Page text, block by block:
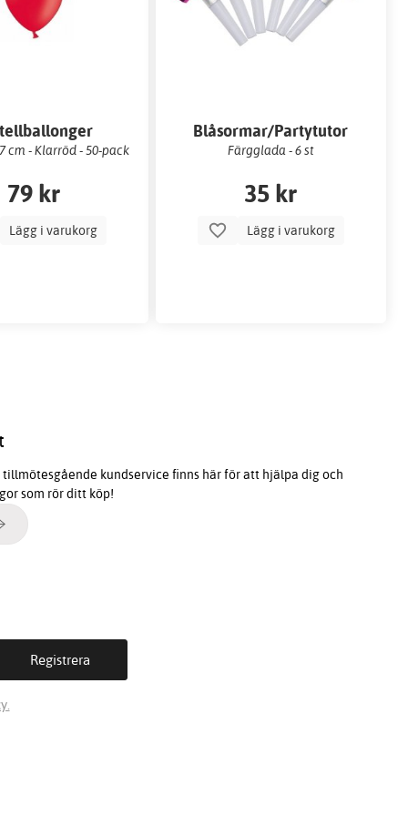
cm - Klarröd - 50-pack
79 kr
Lägg i varukorg
Blåsormar/Partytutor
Färgglada - 6 st
35 kr
Lägg i varukorg
tillmötesgående kundservice finns här för att hjälpa dig och
som rör ditt köp!